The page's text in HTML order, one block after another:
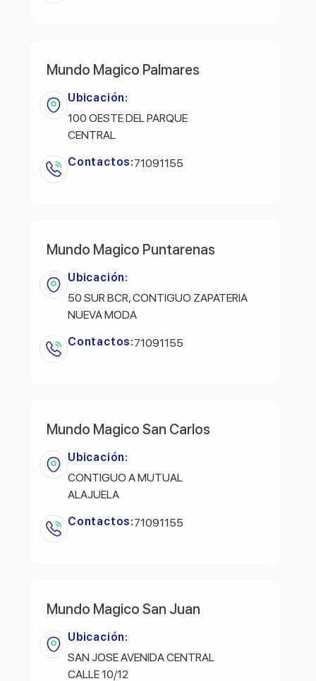
Mundo Magico Palmares
Ubicación:
100 OESTE DEL PARQUE
CENTRAL
Contactos:71091155
Mundo Magico Puntarenas
Ubicación:
50 SUR BCR, CONTIGUO ZAPATERIA
NUEVA MODA
Contactos:71091155
Mundo Magico San Carlos
Ubicación:
CONTIGUO A MUTUAL
ALAJUELA
Contactos:71091155
Mundo Magico San Juan
Ubicación:
SAN JOSE AVENIDA CENTRAL
CALLE 10/12